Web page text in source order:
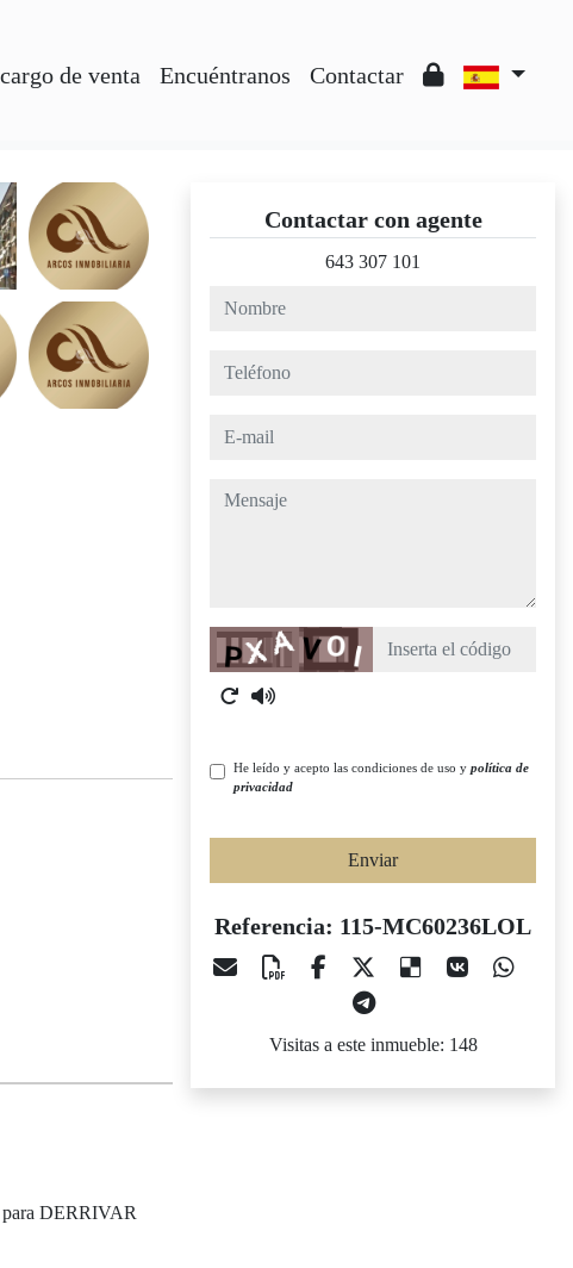
de venta Encuéntranos Contactar
para DERRIVAR
Contactar con agente
643 307 101
nombre
teléfono
e-mail
mensaje
Captcha
He leído y acepto las condiciones de uso y política de
privacidad
Enviar
Referencia: 115-MC60236LOL
Visitas a este inmueble: 148